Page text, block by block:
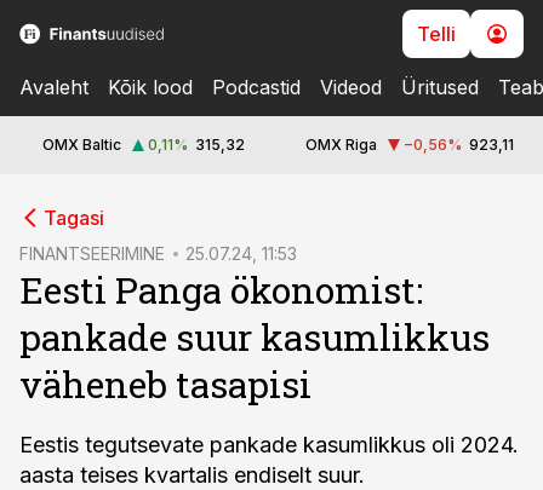
Telli
Avaleht Kõik lood Podcastid Videod Üritused
OMX Baltic 0,11% 315,32 OMX Riga −0,56% 923,11
Tagasi
FINANTSEERIMINE 25.07.24, 11:53
Eesti Panga ökonomist:
pankade suur kasumlikkus
väheneb tasapisi
Eestis tegutsevate pankade kasumlikkus oli 2024.
aasta teises kvartalis endiselt suur.